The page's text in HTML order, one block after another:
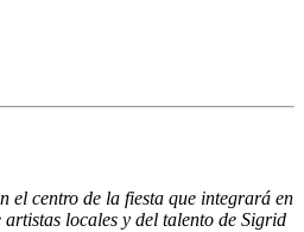
el centro de la fiesta que integrará en
locales y del talento de Sigrid